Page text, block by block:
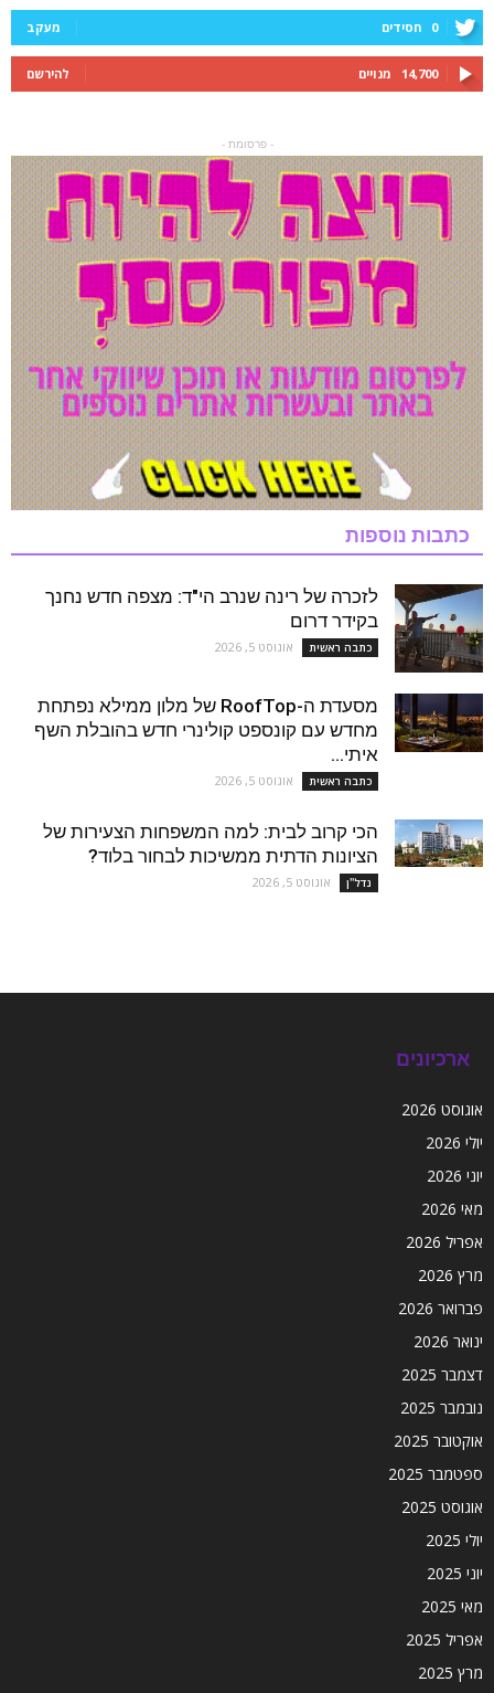
0 חסידים מעקב
14,700 מנויים להירשם
- פרסומת -
כתבות נוספות
לזכרה של רינה שנרב הי"ד: מצפה חדש נחנך
בקידר דרום
כתבה ראשית אוגוסט 5, 2026
מסעדת ה-RoofTop של מלון ממילא נפתחת
מחדש עם קונספט קולינרי חדש בהובלת השף
איתי...
כתבה ראשית אוגוסט 5, 2026
הכי קרוב לבית: למה המשפחות הצעירות של
הציונות הדתית ממשיכות לבחור בלוד?
נדל''ן אוגוסט 5, 2026
ארכיונים
אוגוסט 2026
יולי 2026
יוני 2026
מאי 2026
אפריל 2026
מרץ 2026
פברואר 2026
ינואר 2026
דצמבר 2025
נובמבר 2025
אוקטובר 2025
ספטמבר 2025
אוגוסט 2025
יולי 2025
יוני 2025
מאי 2025
אפריל 2025
מרץ 2025